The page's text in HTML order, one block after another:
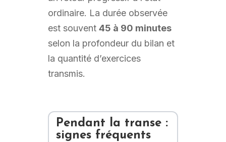
ordinaire. La durée observée
est souvent 45 à 90 minutes
selon la profondeur du bilan et
la quantité d’exercices
transmis.
Pendant la transe :
signes fréquents